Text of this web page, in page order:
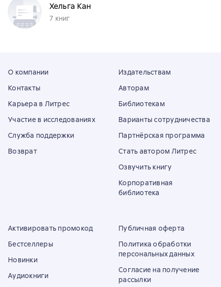
Хельга Кан
7 книг
О компании
Контакты
Карьера в Литрес
Участие в исследованиях
Служба поддержки
Возврат
Издательствам
Авторам
Библиотекам
Варианты сотрудничества
Партнёрская программа
Стать автором Литрес
Озвучить книгу
Корпоративная
библиотека
Активировать промокод
Бестселлеры
Новинки
Аудиокниги
Публичная оферта
Политика обработки
персональных данных
Согласие на получение
рассылки